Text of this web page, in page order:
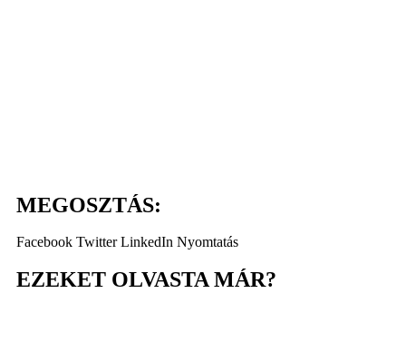
MEGOSZTÁS:
Facebook Twitter LinkedIn Nyomtatás
EZEKET OLVASTA MÁR?